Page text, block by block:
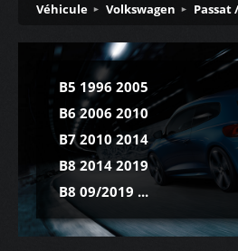
Véhicule Volkswagen Passat
B5 1996 2005
B6 2006 2010
B7 2010 2014
B8 2014 2019
B8 09/2019 ...